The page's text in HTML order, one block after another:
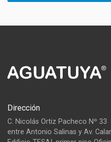
Dirección
C. Nicolás Ortiz Pacheco Nº 33
entre Antonio Salinas y Av.